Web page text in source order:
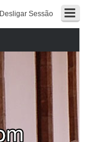
Desligar Sessão